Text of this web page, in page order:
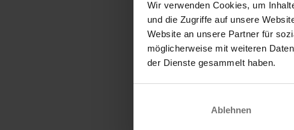
Wir verwenden Cookies, um
und die Zugriffe auf unsere
Website an unsere Partner für
möglicherweise mit weiteren
der Dienste gesammelt haben.
Ablehnen